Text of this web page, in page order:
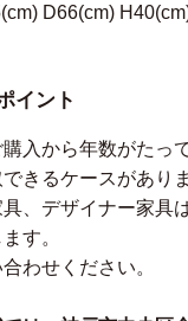
D66(cm)
イント
入から年数がたっ
きるケースがありま
、デザイナー家具
す。
わせください。